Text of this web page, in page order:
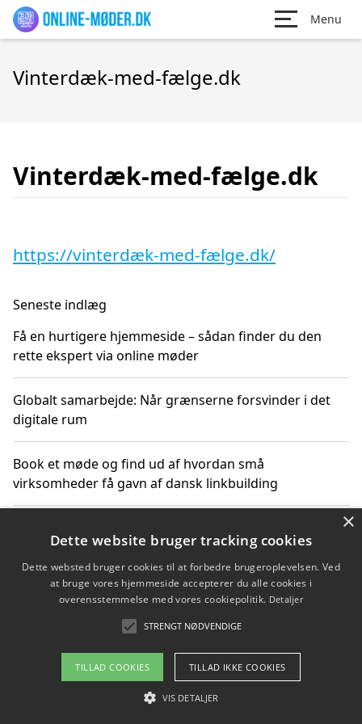
Menu
Vinterdæk-med-fælge.dk
Vinterdæk-med-fælge.dk
https://vinterdæk-med-fælge.dk/
Seneste indlæg
Få en hurtigere hjemmeside – sådan finder du den
rette ekspert via online møder
Globalt samarbejde: Når grænserne forsvinder i det
digitale rum
Book et møde og find ud af hvordan små
virksomheder få gavn af dansk linkbuilding
får du indgår et samarbejde
Hold et møde med en WordPress ekspert og vælg den
mest professionelle til at vedligeholde din løsning
Copyright 2026 - Pilanto Aps
Om / kontakt
×
Dette website bruger tracking cookies
Dette websted bruger cookies til at forbedre brugeroplevelsen. Ved
at bruge vores hjemmeside accepterer du alle cookies i
overensstemmelse med vores cookiepolitik. Detaljer
STRENGT NØDVENDIGE
TILLAD COOKIES TILLAD IKKE COOKIES
VIS DETALJER